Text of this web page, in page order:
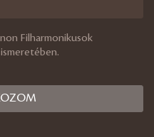
Filharmonikusok